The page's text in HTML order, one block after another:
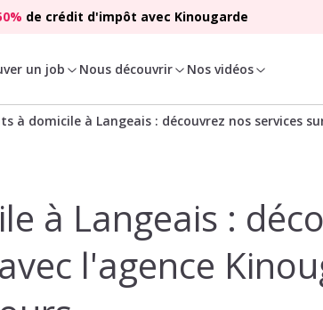
de crédit d'impôt avec Kinougarde
un job Nous découvrir Nos vidéos
à domicile à Langeais : découvrez nos services
à Langeais :
l'agence